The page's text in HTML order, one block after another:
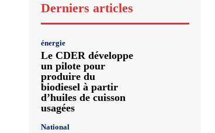
Derniers articles
énergie
Le CDER développe
un pilote pour
produire du
biodiesel à partir
d’huiles de cuisson
usagées
National